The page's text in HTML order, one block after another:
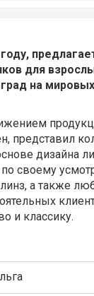
для
на мировых
представил
дизайна
по своему
а также
и классику.